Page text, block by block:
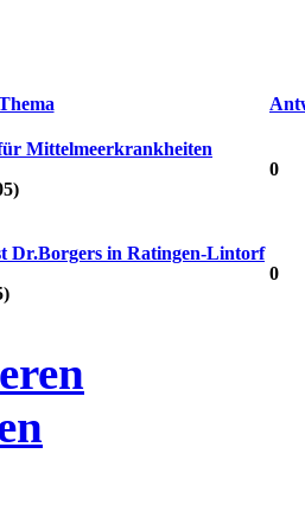
Mittelmeerkrankheiten
0
Dr.Borgers in Ratingen-Lintorf
0